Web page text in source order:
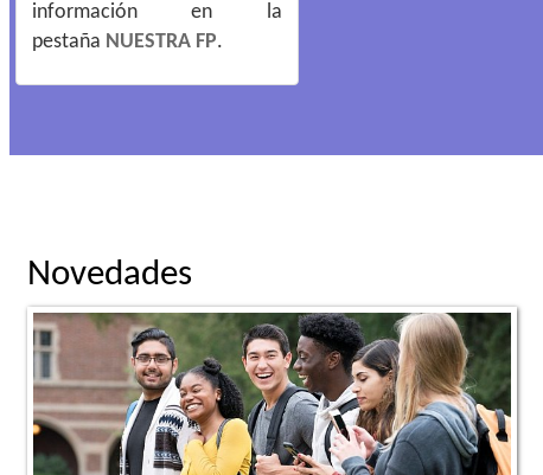
información en la
pestaña NUESTRA FP.
Novedades